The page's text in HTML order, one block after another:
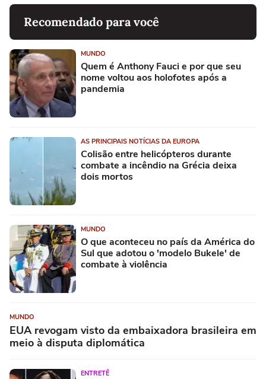
Recomendado para você
MUNDO
Quem é Anthony Fauci e por que seu
nome voltou aos holofotes após a
pandemia
AS PRINCIPAIS NOTÍCIAS DA EUROPA
Colisão entre helicópteros durante
combate a incêndio na Grécia deixa
dois mortos
MUNDO
O que aconteceu no país da América do
Sul que adotou o 'modelo Bukele' de
combate à violência
MUNDO
EUA revogam visto da embaixadora brasileira em
meio à disputa diplomática
ENTRETÊ